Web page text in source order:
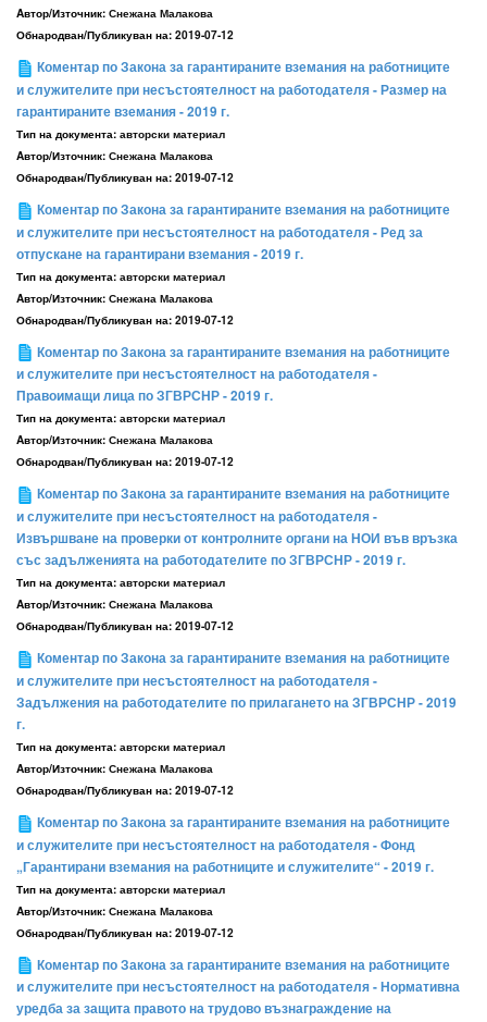
Aвтор/Източник: Снежана Малакова
Обнародван/Публикуван на: 2019-07-12
Коментар по Закона за гарантираните вземания на работниците
и служителите при несъстоятелност на работодателя - Размер на
гарантираните вземания - 2019 г.
Тип на документа: авторски материал
Aвтор/Източник: Снежана Малакова
Обнародван/Публикуван на: 2019-07-12
Коментар по Закона за гарантираните вземания на работниците
и служителите при несъстоятелност на работодателя - Ред за
отпускане на гарантирани вземания - 2019 г.
Тип на документа: авторски материал
Aвтор/Източник: Снежана Малакова
Обнародван/Публикуван на: 2019-07-12
Коментар по Закона за гарантираните вземания на работниците
и служителите при несъстоятелност на работодателя -
Правоимащи лица по ЗГВРСНР - 2019 г.
Тип на документа: авторски материал
Aвтор/Източник: Снежана Малакова
Обнародван/Публикуван на: 2019-07-12
Коментар по Закона за гарантираните вземания на работниците
и служителите при несъстоятелност на работодателя -
Извършване на проверки от контролните органи на НОИ във връзка
със задълженията на работодателите по ЗГВРСНР - 2019 г.
Тип на документа: авторски материал
Aвтор/Източник: Снежана Малакова
Обнародван/Публикуван на: 2019-07-12
Коментар по Закона за гарантираните вземания на работниците
и служителите при несъстоятелност на работодателя -
Задължения на работодателите по прилагането на ЗГВРСНР - 2019
г.
Тип на документа: авторски материал
Aвтор/Източник: Снежана Малакова
Обнародван/Публикуван на: 2019-07-12
Коментар по Закона за гарантираните вземания на работниците
и служителите при несъстоятелност на работодателя - Фонд
„Гарантирани вземания на работниците и служителите“ - 2019 г.
Тип на документа: авторски материал
Aвтор/Източник: Снежана Малакова
Обнародван/Публикуван на: 2019-07-12
Коментар по Закона за гарантираните вземания на работниците
и служителите при несъстоятелност на работодателя - Нормативна
уредба за защита правото на трудово възнаграждение на